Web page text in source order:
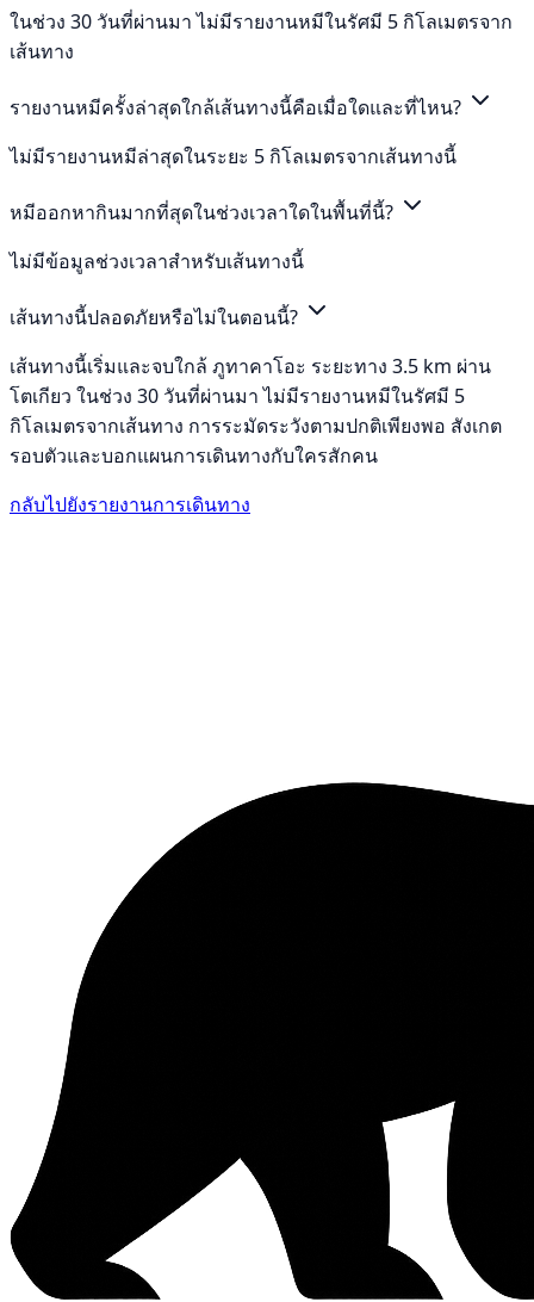
ในช่วง 30 วันที่ผ่านมา ไม่มีรายงานหมีในรัศมี 5 กิโลเมตรจาก
เส้นทาง
รายงานหมีครั้งล่าสุดใกล้เส้นทางนี้คือเมื่อใดและที่ไหน?
ไม่มีรายงานหมีล่าสุดในระยะ 5 กิโลเมตรจากเส้นทางนี้
หมีออกหากินมากที่สุดในช่วงเวลาใดในพื้นที่นี้?
ไม่มีข้อมูลช่วงเวลาสำหรับเส้นทางนี้
เส้นทางนี้ปลอดภัยหรือไม่ในตอนนี้?
เส้นทางนี้เริ่มและจบใกล้ ภูทาคาโอะ ระยะทาง 3.5 km ผ่าน
โตเกียว ในช่วง 30 วันที่ผ่านมา ไม่มีรายงานหมีในรัศมี 5
กิโลเมตรจากเส้นทาง การระมัดระวังตามปกติเพียงพอ สังเกต
รอบตัวและบอกแผนการเดินทางกับใครสักคน
กลับไปยังรายงานการเดินทาง